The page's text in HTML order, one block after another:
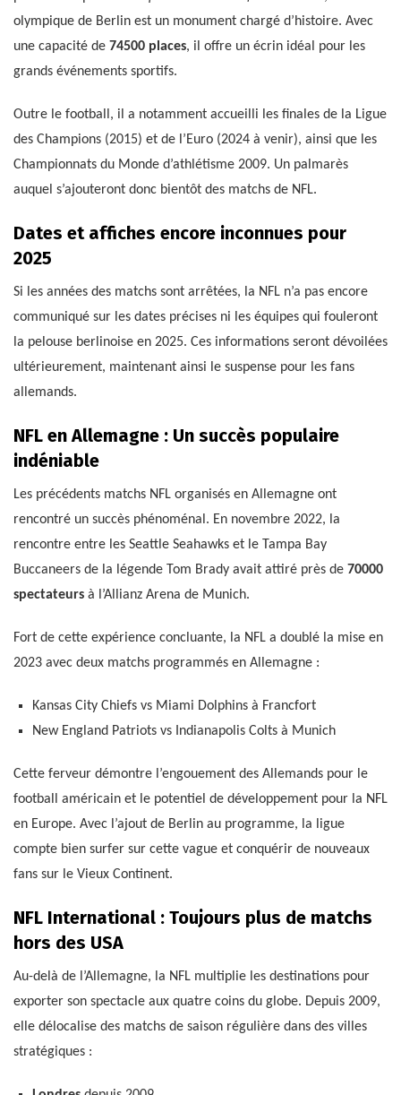
olympique de Berlin est un monument chargé d’histoire. Avec
une capacité de 74500 places, il offre un écrin idéal pour les
grands événements sportifs.
Outre le football, il a notamment accueilli les finales de la Ligue
des Champions (2015) et de l’Euro (2024 à venir), ainsi que les
Championnats du Monde d’athlétisme 2009. Un palmarès
auquel s’ajouteront donc bientôt des matchs de NFL.
Dates et affiches encore inconnues pour
2025
Si les années des matchs sont arrêtées, la NFL n’a pas encore
communiqué sur les dates précises ni les équipes qui fouleront
la pelouse berlinoise en 2025. Ces informations seront dévoilées
ultérieurement, maintenant ainsi le suspense pour les fans
allemands.
NFL en Allemagne : Un succès populaire
indéniable
Les précédents matchs NFL organisés en Allemagne ont
rencontré un succès phénoménal. En novembre 2022, la
rencontre entre les Seattle Seahawks et le Tampa Bay
Buccaneers de la légende Tom Brady avait attiré près de 70000
spectateurs à l’Allianz Arena de Munich.
Fort de cette expérience concluante, la NFL a doublé la mise en
2023 avec deux matchs programmés en Allemagne :
Kansas City Chiefs vs Miami Dolphins à Francfort
New England Patriots vs Indianapolis Colts à Munich
Cette ferveur démontre l’engouement des Allemands pour le
football américain et le potentiel de développement pour la NFL
en Europe. Avec l’ajout de Berlin au programme, la ligue
compte bien surfer sur cette vague et conquérir de nouveaux
fans sur le Vieux Continent.
NFL International : Toujours plus de matchs
hors des USA
Au-delà de l’Allemagne, la NFL multiplie les destinations pour
exporter son spectacle aux quatre coins du globe. Depuis 2009,
elle délocalise des matchs de saison régulière dans des villes
stratégiques :